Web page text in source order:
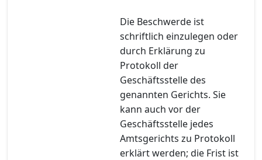
Die Beschwerde ist
schriftlich einzulegen oder
durch Erklärung zu
Protokoll der
Geschäftsstelle des
genannten Gerichts. Sie
kann auch vor der
Geschäftsstelle jedes
Amtsgerichts zu Protokoll
erklärt werden; die Frist ist